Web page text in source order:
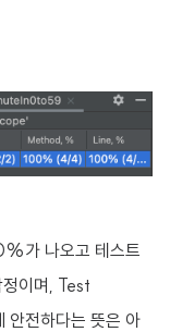
가 나오고 테스트
이며, Test
전하다는 뜻은 아